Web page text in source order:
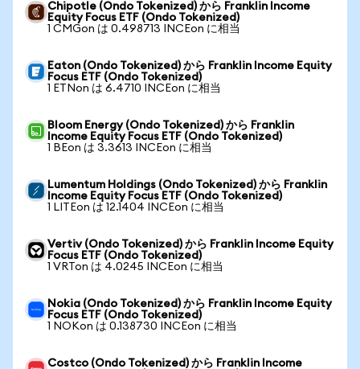
Chipotle (Ondo Tokenized) から Franklin Income
Equity Focus ETF (Ondo Tokenized)
1 CMGon は 0.498713 INCEon に相当
Eaton (Ondo Tokenized) から Franklin Income Equity
Focus ETF (Ondo Tokenized)
1 ETNon は 6.4710 INCEon に相当
Bloom Energy (Ondo Tokenized) から Franklin
Income Equity Focus ETF (Ondo Tokenized)
1 BEon は 3.3613 INCEon に相当
Lumentum Holdings (Ondo Tokenized) から Franklin
Income Equity Focus ETF (Ondo Tokenized)
1 LITEon は 12.1404 INCEon に相当
Vertiv (Ondo Tokenized) から Franklin Income Equity
Focus ETF (Ondo Tokenized)
1 VRTon は 4.0245 INCEon に相当
Nokia (Ondo Tokenized) から Franklin Income Equity
Focus ETF (Ondo Tokenized)
1 NOKon は 0.138730 INCEon に相当
Costco (Ondo Tokenized) から Franklin Income